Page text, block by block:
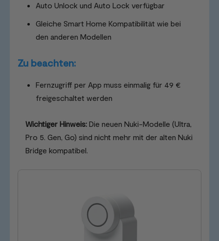
Auto Unlock und Auto Lock verfügbar
Gleiche Smart Home Kompatibilität wie bei
den anderen Modellen
Zu beachten:
Fernzugriff per App muss einmalig für 49 €
freigeschaltet werden
Wichtiger Hinweis: Die neuen Nuki-Modelle (Ultra,
Pro 5. Gen, Go) sind nicht mehr mit der alten Nuki
Bridge kompatibel.